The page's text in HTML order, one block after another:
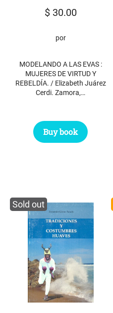
$30.00
por
MODELANDO A LAS EVAS :
MUJERES DE VIRTUD Y
REBELDÍA. / Elizabeth Juárez
Cerdi. Zamora,…
Buy book
Sold out